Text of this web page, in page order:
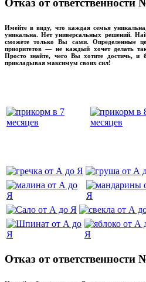
Отказ от ответственности
Имейте в виду, что каждая семья
уникальна. Нет универсальных решений.
сможете только Вы сами. Определенные
приоритетов — не каждый хочет делать
Просто знайте, чего Вы хотите достичь, и
прикладывая максимум своих сил!
Отказ от ответственности